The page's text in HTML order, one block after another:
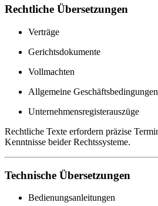
Rechtliche Übersetzungen
Verträge
Gerichtsdokumente
Vollmachten
Allgemeine Geschäftsbedingungen
Unternehmensregisterauszüge
Rechtliche Texte erfordern präzise
Kenntnisse beider Rechtssysteme.
Technische Übersetzungen
Bedienungsanleitungen